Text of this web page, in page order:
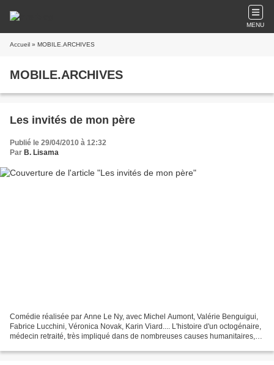
MENU
Accueil » MOBILE.ARCHIVES
MOBILE.ARCHIVES
Les invités de mon père
Publié le 29/04/2010 à 12:32
Par B. Lisama
Comédie réalisée par Anne Le Ny, avec Michel Aumont, Valérie Benguigui,
Fabrice Lucchini, Véronica Novak, Karin Viard.... L'histoire d'un octogénaire,
médecin retraité, très impliqué dans de nombreuses causes humanitaires,